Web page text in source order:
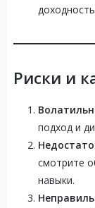
Риски и
подход и
смотрите
навыки.